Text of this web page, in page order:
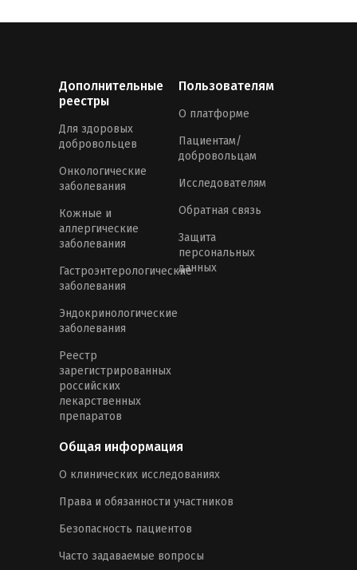
Дополнительные
реестры
Для здоровых
добровольцев
Онкологические
заболевания
Кожные и
аллергические
заболевания
Гастроэнтерологические
заболевания
Эндокринологические
заболевания
Реестр
зарегистрированных
российских
лекарственных
препаратов
Пользователям
О платформе
Пациентам/
добровольцам
Исследователям
Обратная связь
Защита
персональных
данных
Общая информация
О клинических исследованиях
Права и обязанности участников
Безопасность пациентов
Часто задаваемые вопросы